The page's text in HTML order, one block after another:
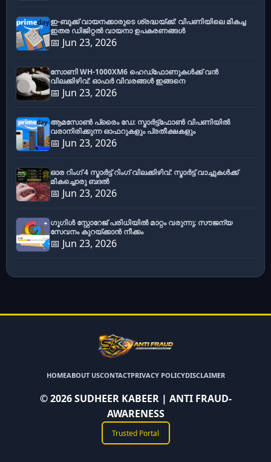
ഇ-ബുക്ക് വായനക്കാരുടെ ശ്രദ്ധയ്ക്ക്: വിപണിയിലെ മികച്ച
ഇതര ഡിജിറ്റൽ വായനാ ഉപകരണങ്ങൾ
📅 Jun 23, 2026
സോണി WH-1000XM6 ഹെഡ്‌ഫോണുകൾക്ക് വൻ
വിലക്കിഴിവ്: ഓഫർ വിവരങ്ങൾ ഇങ്ങനെ
📅 Jun 23, 2026
ആമസോൺ പ്രൈം ഡേ: സ്മാർട്ട്ഫോൺ വിപണിയിൽ
വരാനിരിക്കുന്ന ഓഫറുകളും പ്രതീക്ഷകളും
📅 Jun 23, 2026
ഓര റിംഗ് 4 സ്മാർട്ട് റിംഗ് വിലക്കിഴിവ്: സ്മാർട്ട് വാച്ചുകൾക്ക്
മികച്ചൊരു ബദൽ
📅 Jun 23, 2026
ഗൂഗിൾ സ്റ്റോറേജ് പരിധിയിൽ മാറ്റം വരുന്നു; സൗജന്യ
സേവനം കുറയ്ക്കാൻ നീക്കം
📅 Jun 23, 2026
HOMEABOUT USCONTACTPRIVACY POLICYDISCLAIMER
©2026SUDHEER KABEER | ANTI FRAUD-
AWARENESS
Trusted Portal